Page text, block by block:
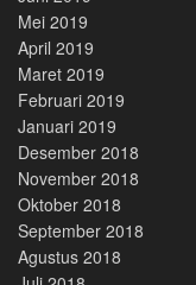
Mei 2019
April 2019
Maret 2019
Februari 2019
Januari 2019
Desember 2018
November 2018
Oktober 2018
September 2018
Agustus 2018